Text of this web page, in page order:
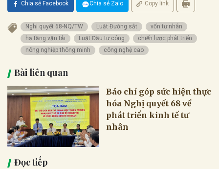
Chia sẻ Facebook Chia sẻ Zalo Copy link
Nghị quyết 68-NQ/TW Luật Đường sắt
vốn tư nhân
hạ tầng vận tải
Luật Đầu tư công
chiến lược phát triển
nông nghiệp thông minh
công nghệ cao
Bài liên quan
Báo chí góp sức hiện thực
hóa Nghị quyết 68 về
phát triển kinh tế tư
nhân
Đọc tiếp